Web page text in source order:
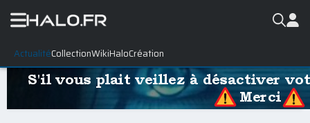
ActualitéCollectionWikiHaloCréation